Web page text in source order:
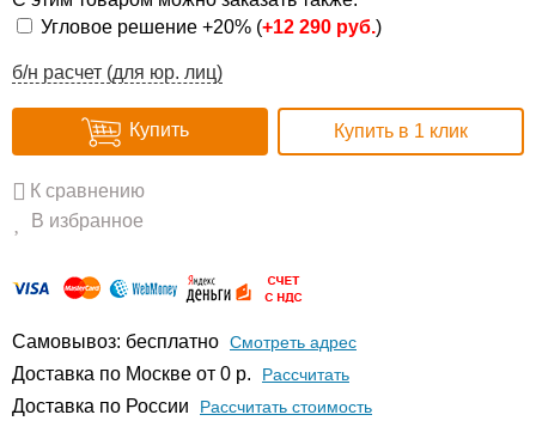
Угловое решение +20% (+12 290 руб.)
б/н расчет (для юр. лиц)
Купить Купить в 1 клик
К сравнению
В избранное
Самовывоз: бесплатно Смотреть адрес
Доставка по Москве от 0 р. Расcчитать
Доставка по России Рассчитать стоимость